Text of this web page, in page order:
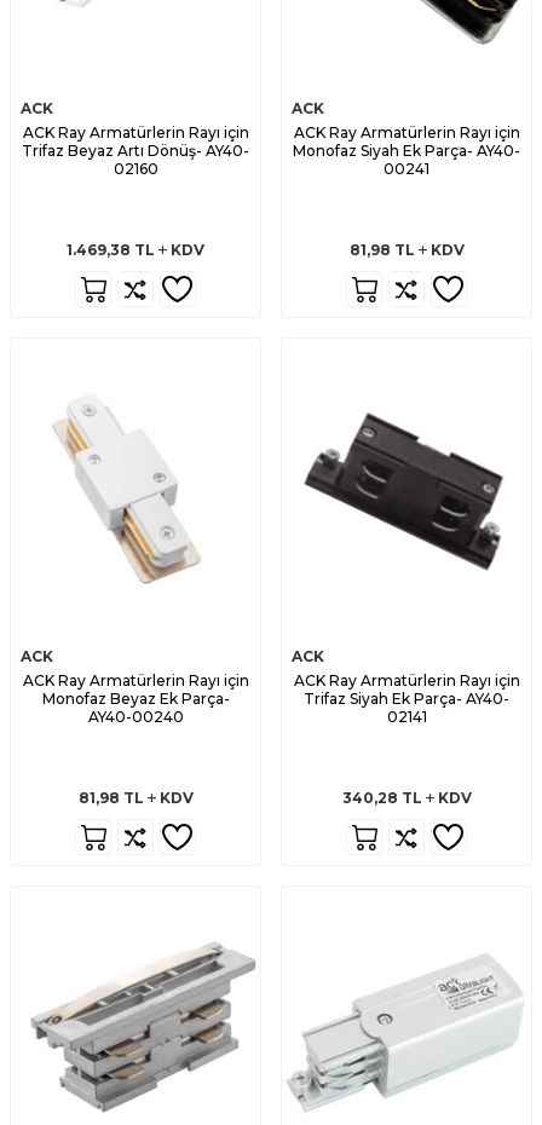
ACK
ACK Ray Armatürlerin Rayı için
Trifaz Beyaz Artı Dönüş- AY40-
02160
1.469,38 TL KDV
ACK
ACK Ray Armatürlerin Rayı için
Monofaz Siyah Ek Parça- AY40-
00241
81,98 TL KDV
ACK
ACK Ray Armatürlerin Rayı için
Monofaz Beyaz Ek Parça-
AY40-00240
81,98 TL KDV
ACK
ACK Ray Armatürlerin Rayı için
Trifaz Siyah Ek Parça- AY40-
02141
340,28 TL KDV